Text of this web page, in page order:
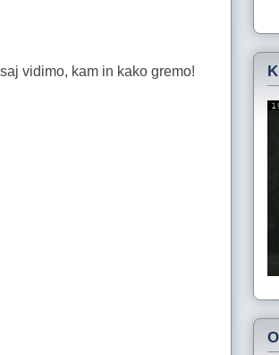
vidimo, kam in kako gremo!